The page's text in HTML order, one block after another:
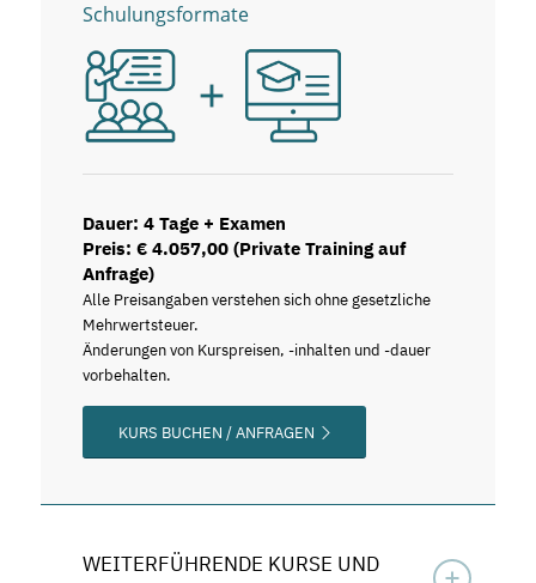
Schulungsformate
Dauer: 4 Tage + Examen
Preis: € 4.057,00 (Private Training auf
Anfrage)
Alle Preisangaben verstehen sich ohne gesetzliche
Mehrwertsteuer.
Änderungen von Kurspreisen, -inhalten und -dauer
vorbehalten.
KURS BUCHEN / ANFRAGEN
WEITERFÜHRENDE KURSE UND